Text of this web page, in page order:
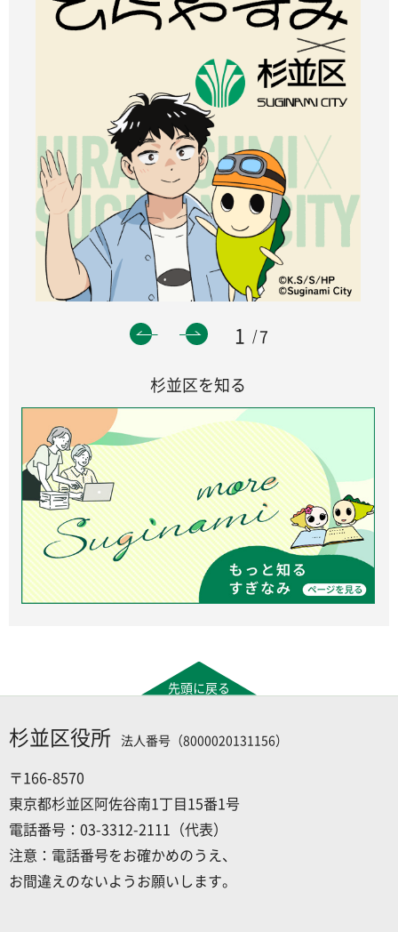
1
7
杉並区を知る
先頭に戻る
杉並区役所 法人番号（8000020131156）
〒166-8570
東京都杉並区阿佐谷南1丁目15番1号
電話番号：03-3312-2111（代表）
注意：電話番号をお確かめのうえ、
お間違えのないようお願いします。